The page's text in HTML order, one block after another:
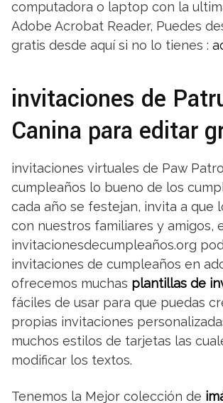
computadora o laptop con la
Adobe Acrobat Reader, Puedes
gratis desde aquí si no lo tienes :
invitaciones de
Canina para editar
invitaciones virtuales de Paw
cumpleaños lo bueno de los
cada año se festejan, invita a que
con nuestros familiares y amigos,
invitacionesdecumpleaños.org
invitaciones de cumpleaños en
ofrecemos muchas plantillas de
fáciles de usar para que puedas
propias invitaciones
muchos estilos de tarjetas las
modificar los textos.
Tenemos la Mejor colección de